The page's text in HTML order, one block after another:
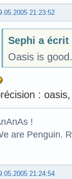
21:23:52
Sephi a écrit
Oasis is good.
:
!
are Penguin.
21:24:54